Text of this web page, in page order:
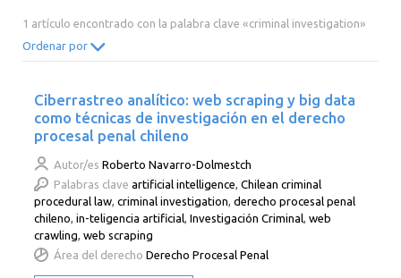
2002 2001 2000
1 artículo encontrado con la palabra clave «criminal investigation»
Ordenar por
Ciberrastreo analítico: web scraping y big data
como técnicas de investigación en el derecho
procesal penal chileno
Autor/es Roberto Navarro-Dolmestch
Palabras clave artificial intelligence,Chilean criminal
procedural law,criminal investigation,derecho procesal penal
chileno,in-teligencia artificial,Investigación Criminal,web
crawling,web scraping
Área del derecho Derecho Procesal Penal